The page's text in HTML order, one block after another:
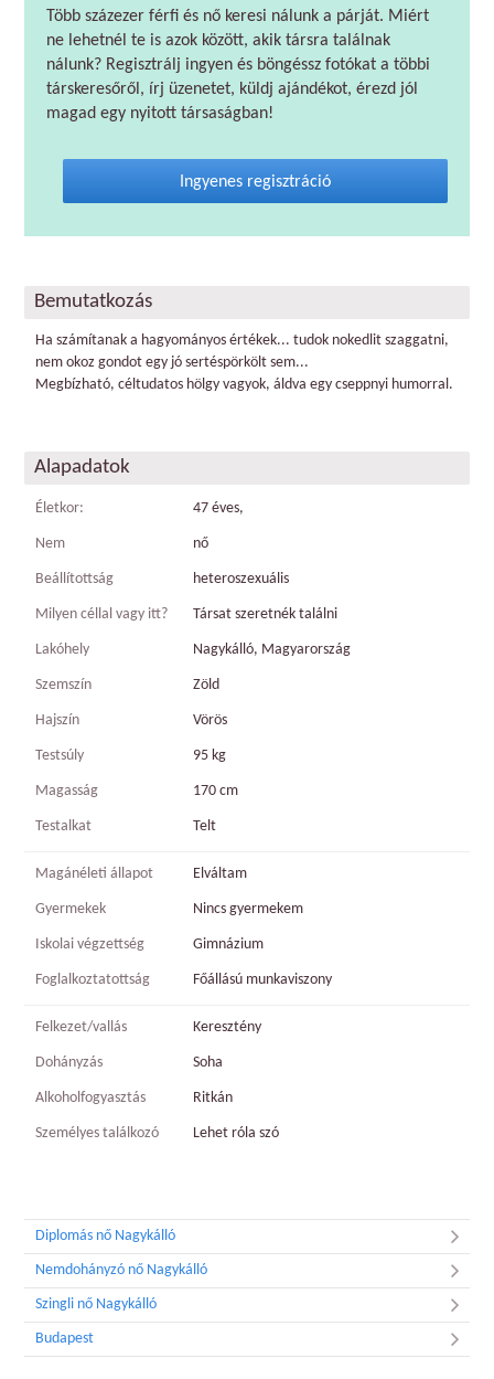
Több százezer férfi és nő keresi nálunk a párját. Miért
ne lehetnél te is azok között, akik társra találnak
nálunk? Regisztrálj ingyen és böngéssz fotókat a többi
társkeresőről, írj üzenetet, küldj ajándékot, érezd jól
magad egy nyitott társaságban!
Ingyenes regisztráció
Bemutatkozás
Ha számítanak a hagyományos értékek... tudok nokedlit szaggatni,
nem okoz gondot egy jó sertéspörkölt sem...
Megbízható, céltudatos hölgy vagyok, áldva egy cseppnyi humorral.
Alapadatok
Életkor: 47 éves,
Nem nő
Beállítottság heteroszexuális
Milyen céllal vagy itt? Társat szeretnék találni
Lakóhely Nagykálló, Magyarország
Szemszín Zöld
Hajszín Vörös
Testsúly 95 kg
Magasság 170 cm
Testalkat Telt
Magánéleti állapot Elváltam
Gyermekek Nincs gyermekem
Iskolai végzettség Gimnázium
Foglalkoztatottság Főállású munkaviszony
Felkezet/vallás Keresztény
Dohányzás Soha
Alkoholfogyasztás Ritkán
Személyes találkozó Lehet róla szó
Diplomás nő Nagykálló
Nemdohányzó nő Nagykálló
Szingli nő Nagykálló
Budapest